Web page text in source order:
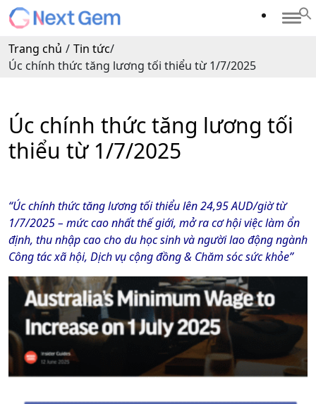
Trang chủ / Tin tức/
Úc chính thức tăng lương tối thiểu từ 1/7/2025
Úc chính thức tăng lương tối
thiểu từ 1/7/2025
“Úc chính thức tăng lương tối thiểu lên 24,95 AUD/giờ từ
1/7/2025 – mức cao nhất thế giới, mở ra cơ hội việc làm ổn
định, thu nhập cao cho du học sinh và người lao động ngành
Công tác xã hội, Dịch vụ cộng đồng & Chăm sóc sức khỏe”